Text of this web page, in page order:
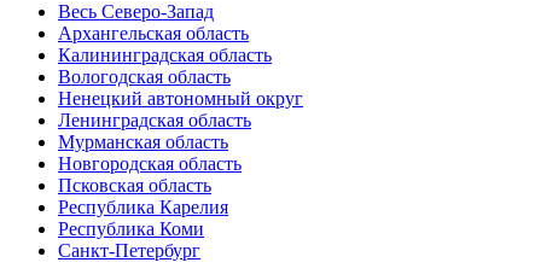
Весь Северо-Запад
Архангельская область
Калининградская область
Вологодская область
Ненецкий автономный округ
Ленинградская область
Мурманская область
Новгородская область
Псковская область
Республика Карелия
Республика Коми
Санкт-Петербург